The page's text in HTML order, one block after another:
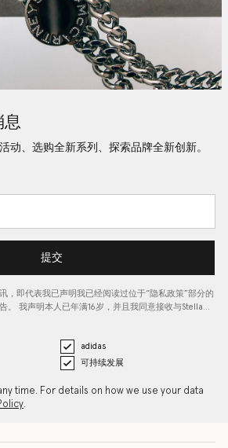
息
动、选购全新系列、探索品牌全新创新。
提交
，即代表我已声明我已经阅读过位于“隐私政策”部分的
。 我声明本人已年满16岁，并且我同意接收与Stella…
adidas
可持续发展
time. For details on how we use your data
.